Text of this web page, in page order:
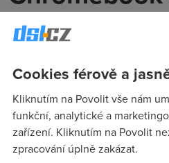
notebook s
Google ve snaze protlačit svoji
alles“ přišel s notebookem
přesně obráceně nežli trend, na
království Microsoftu a Applu
Cookies férově a
Kliknutím na Povolit vše nám
funkční, analytické a
zařízení. Kliknutím na Povolit
zpracování úplně zakázat.